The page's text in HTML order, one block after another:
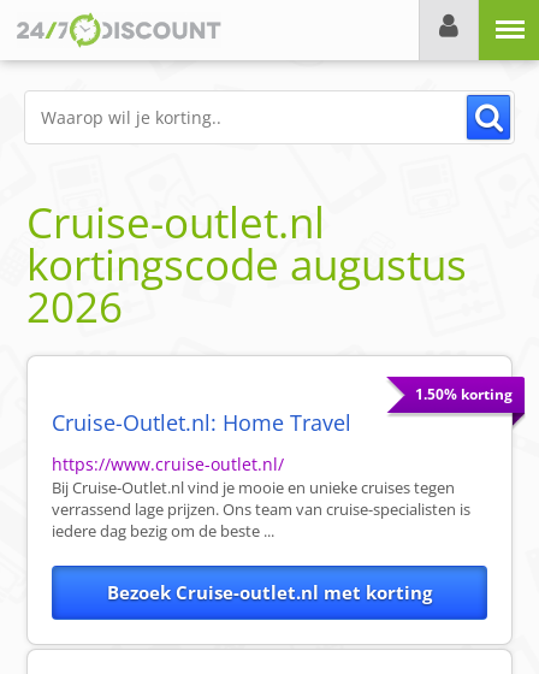
Cruise-outlet.nl
kortingscode augustus
2026
1.50% korting
Cruise-Outlet.nl: Home Travel
https://www.cruise-outlet.nl/
Bij Cruise-Outlet.nl vind je mooie en unieke cruises tegen
verrassend lage prijzen. Ons team van cruise-specialisten is
iedere dag bezig om de beste ...
Bezoek Cruise-outlet.nl met korting